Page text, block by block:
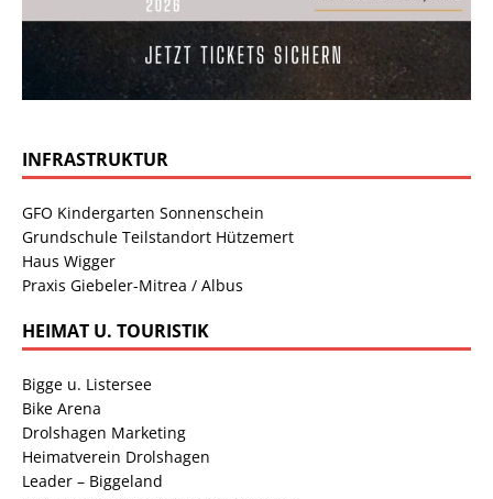
INFRASTRUKTUR
GFO Kindergarten Sonnenschein
Grundschule Teilstandort Hützemert
Haus Wigger
Praxis Giebeler-Mitrea / Albus
HEIMAT U. TOURISTIK
Bigge u. Listersee
Bike Arena
Drolshagen Marketing
Heimatverein Drolshagen
Leader – Biggeland